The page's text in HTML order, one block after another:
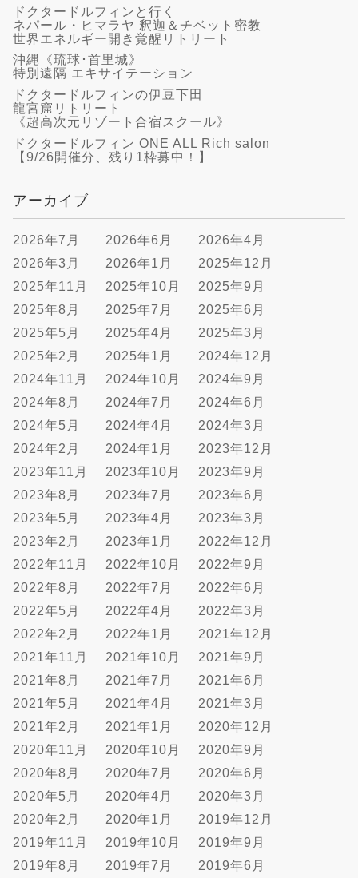
ドクタードルフィンと行く
ネパール・ヒマラヤ 釈迦＆チベット密教
世界エネルギー開き覚醒リトリート
沖縄《琉球･首里城》
特別遠隔 エキサイテーション
ドクタードルフィンの伊豆下田
龍宮窟リトリート
《超高次元リゾート合宿スクール》
ドクタードルフィン ONE ALL Rich salon
【9/26開催分、残り1枠募中！】
アーカイブ
2026年7月 2026年6月
2026年4月
2026年3月
2026年1月
2025年12月
2025年11月
2025年10月
2025年9月
2025年8月
2025年7月
2025年6月
2025年5月
2025年4月
2025年3月
2025年2月
2025年1月
2024年12月
2024年11月
2024年10月
2024年9月
2024年8月
2024年7月
2024年6月
2024年5月
2024年4月
2024年3月
2024年2月
2024年1月
2023年12月
2023年11月
2023年10月
2023年9月
2023年8月
2023年7月
2023年6月
2023年5月
2023年4月
2023年3月
2023年2月
2023年1月
2022年12月
2022年11月
2022年10月
2022年9月
2022年8月
2022年7月
2022年6月
2022年5月
2022年4月
2022年3月
2022年2月
2022年1月
2021年12月
2021年11月
2021年10月
2021年9月
2021年8月
2021年7月
2021年6月
2021年5月
2021年4月
2021年3月
2021年2月
2021年1月
2020年12月
2020年11月
2020年10月
2020年9月
2020年8月
2020年7月
2020年6月
2020年5月
2020年4月
2020年3月
2020年2月
2020年1月
2019年12月
2019年11月
2019年10月
2019年9月
2019年8月
2019年7月
2019年6月